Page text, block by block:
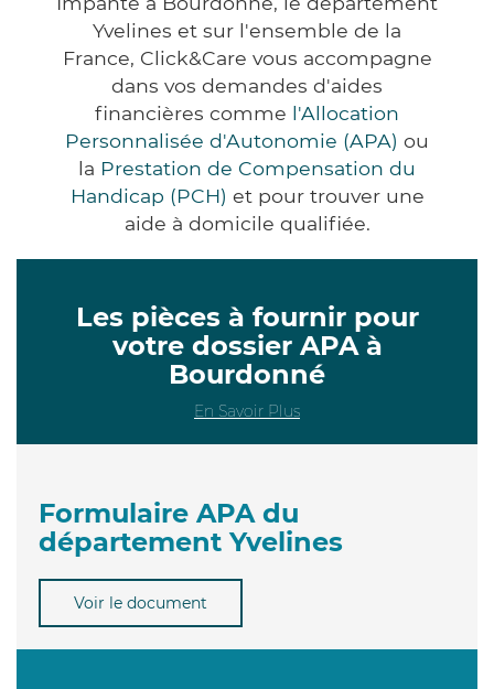
Yvelines et sur l'ensemble de la
France, Click&Care vous accompagne
dans vos demandes d'aides
financières comme l'Allocation
Personnalisée d'Autonomie (APA) ou
la Prestation de Compensation du
Handicap (PCH) et pour trouver une
aide à domicile qualifiée.
Les pièces à fournir pour
votre dossier APA à
Bourdonné
En Savoir Plus
Formulaire APA du
département Yvelines
Voir le document